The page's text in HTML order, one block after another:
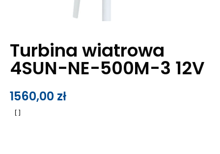
Turbina wiatrowa
4SUN-NE-500M-3 12V
1560,00 zł